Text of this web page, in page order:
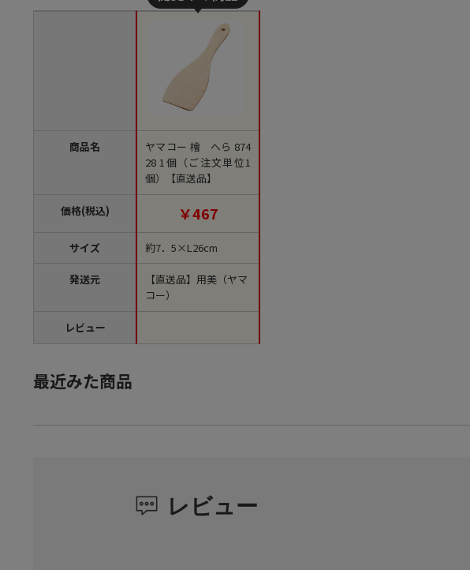
商品名
価格(税込)
サイズ
発送元
レビュー
ヤマコー 檜 へら 874
28 1個（ご注文単位1
個）【直送品】
￥467
約7．5×L26cm
【直送品】用美（ヤマ
コー）
最近みた商品
レビュー